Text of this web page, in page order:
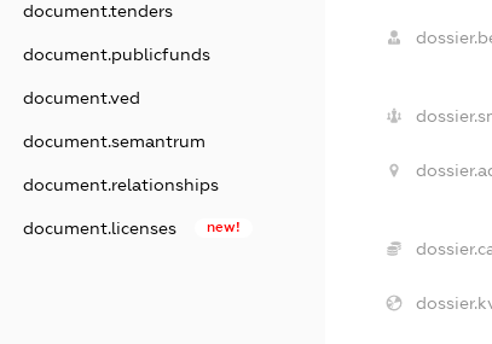
document.tenders
document.publicfunds
document.ved
document.semantrum
document.relationships
document.licenses new!